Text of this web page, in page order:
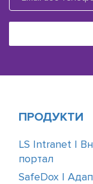
ПРОДУКТИ
LS Intranet |
портал
SafeDox |